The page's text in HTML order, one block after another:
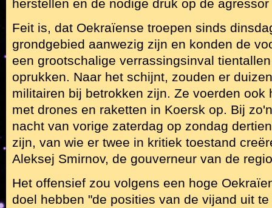
herstellen en de nodige druk op de
Feit is, dat Oekraïense troepen sinds
grondgebied aanwezig zijn en konden de
een grootschalige verrassingsinval
oprukken. Naar het schijnt, zouden er
militairen bij betrokken zijn. Ze voerden ook
met drones en raketten in Koersk op. Bij
nacht van vorige zaterdag op zondag
zijn, van wie er twee in kritiek toestand
Aleksej Smirnov, de gouverneur van de
Het offensief zou volgens een hoge
doel hebben "de posities van de vijand uit